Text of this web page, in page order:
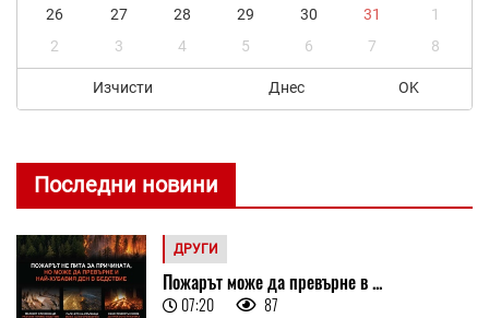
26
27 28 29 30 31
1
2
3 4 5 6 7 8
Изчисти Днес OK
Последни новини
ДРУГИ
Пожарът може да превърне в ...
07:20 87